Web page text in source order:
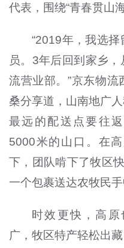
代表，围绕“青春贯山
“2019年，我选
员。3年后回到家乡
流营业部。”京东物
桑分享道，山南地广
最远的配送点要往
5000米的山口。在
下，团队啃下了牧区
一个包裹送达农牧民手
时效更快，高
广，牧区特产轻松出